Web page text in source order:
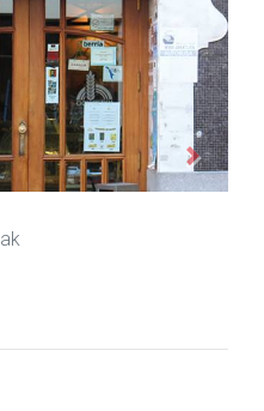
Next